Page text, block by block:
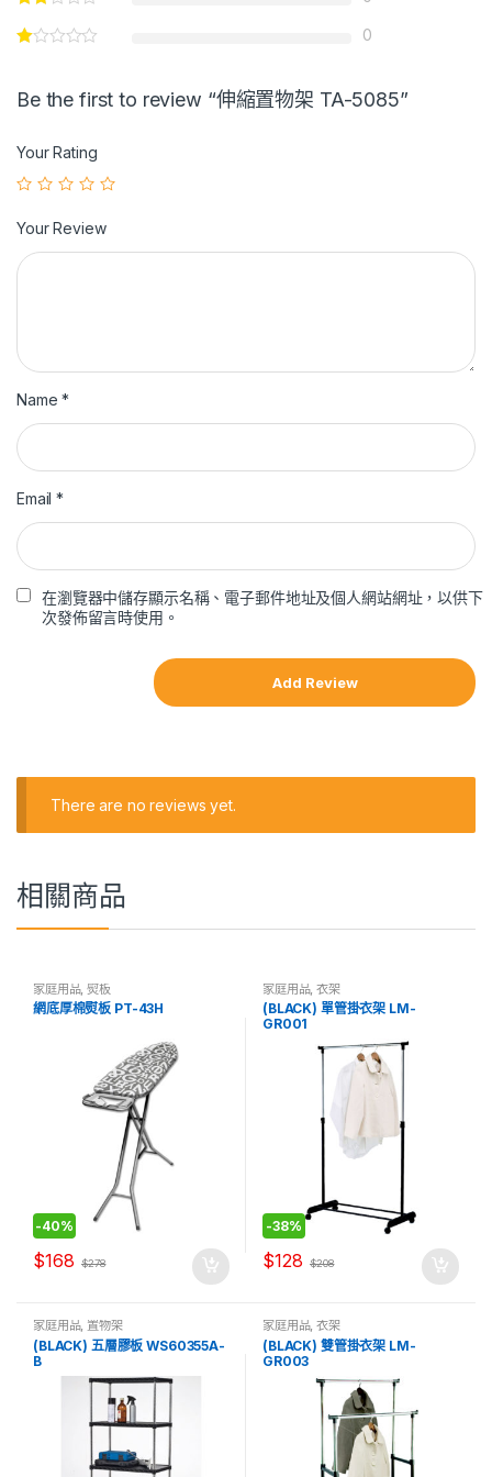
0
Be the first to review “伸縮置物架 TA-5085”
Your Rating
Your Review
Name*
Email*
在瀏覽器中儲存顯示名稱、電子郵件地址及個人網站網址，以供下
次發佈留言時使用。
There are no reviews yet.
相關商品
家庭用品,熨板
網底厚棉熨板 PT-43H
-40%
$168 $278
家庭用品,衣架
(BLACK) 單管掛衣架 LM-
GR001
-38%
$128 $208
家庭用品, 置物架
(BLACK) 五層膠板 WS60355A-
B
家庭用品,衣架
(BLACK) 雙管掛衣架 LM-
GR003